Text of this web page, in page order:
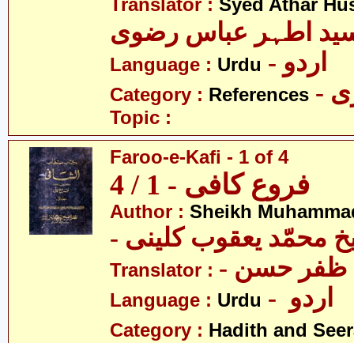
Translator : Syed Athar
اطہر عباس رضوی
Language : Urdu - اردو
Category : References
Topic :
Faroo-e-Kafi - 1 of 4
فروع کافی - 1 / 4
Author : Sheikh
محمّد یعقوب کلینی
Translator : ظفر حسن
Language : Urdu
Category : Hadith and